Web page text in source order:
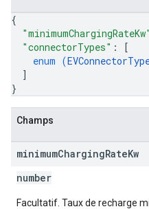
{
"minimumChargingRateKw"
"connectorTypes" :
[
enum (
]
}
Champs
minimumChargingRateKw
number
Facultatif. Taux de recharge